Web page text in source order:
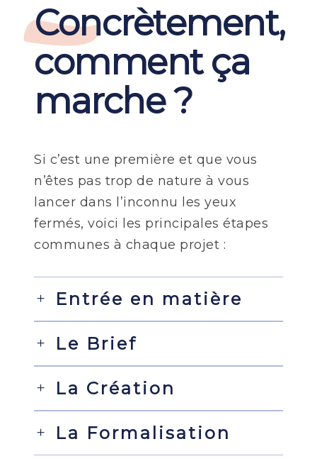
Concrètement,
comment ça
marche ?
Si c’est une première et que vous
n’êtes pas trop de nature à vous
lancer dans l’inconnu les yeux
fermés, voici les principales étapes
communes à chaque projet :
Entrée en matière
Le Brief
La Création
La Formalisation